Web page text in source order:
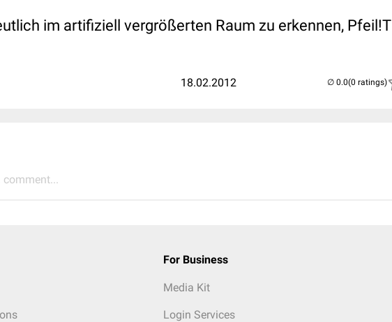
im artifiziell vergrößerten Raum zu erkennen, Pfeil!T
18.02.2012 (0 ratings)
comment...
For Business
Media Kit
Login Services